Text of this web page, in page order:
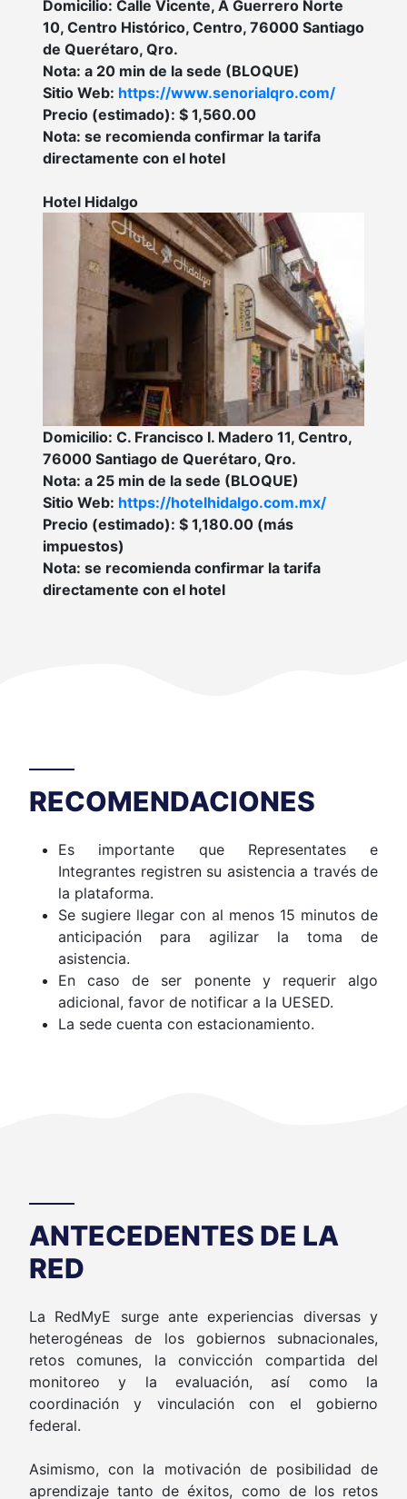
Domicilio: Calle Vicente, A Guerrero Norte
10, Centro Histórico, Centro, 76000 Santiago
de Querétaro, Qro.
Nota: a 20 min de la sede (BLOQUE)
Sitio Web: https://www.senorialqro.com/
Precio (estimado): $ 1,560.00
Nota: se recomienda confirmar la tarifa
directamente con el hotel
Hotel Hidalgo
Domicilio: C. Francisco I. Madero 11, Centro,
76000 Santiago de Querétaro, Qro.
Nota: a 25 min de la sede (BLOQUE)
Sitio Web: https://hotelhidalgo.com.mx/
Precio (estimado): $ 1,180.00 (más
impuestos)
Nota: se recomienda confirmar la tarifa
directamente con el hotel
RECOMENDACIONES
Es importante que Representates e
Integrantes registren su asistencia a través de
la plataforma.
Se sugiere llegar con al menos 15 minutos de
anticipación para agilizar la toma de
asistencia.
En caso de ser ponente y requerir algo
adicional, favor de notificar a la UESED.
La sede cuenta con estacionamiento.
ANTECEDENTES DE LA
RED
La RedMyE surge ante experiencias diversas y
heterogéneas de los gobiernos subnacionales,
retos comunes, la convicción compartida del
monitoreo y la evaluación, así como la
coordinación y vinculación con el gobierno
federal.
Asimismo, con la motivación de posibilidad de
aprendizaje tanto de éxitos, como de los retos